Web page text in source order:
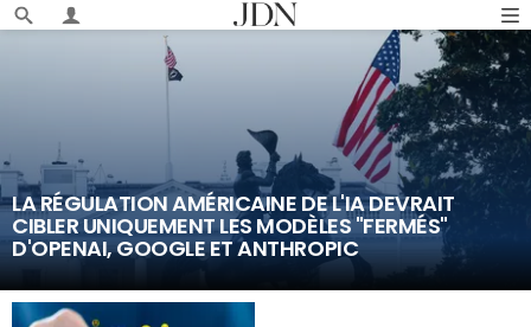
LA RÉGULATION AMÉRICAINE DE L'IA DEVRAIT
CIBLER UNIQUEMENT LES MODÈLES "FERMÉS"
D'OPENAI, GOOGLE ET ANTHROPIC